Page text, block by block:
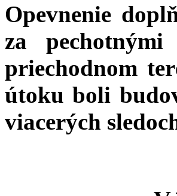
Opevnenie
za
priechodnom
útoku boli
viacerých